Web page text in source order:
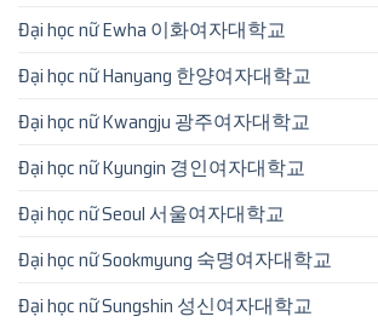
Đại học nữ Ewha 이화여자대학교
Đại học nữ Hanyang 한양여자대학교
Đại học nữ Kwangju 광주여자대학교
Đại học nữ Kyungin 경인여자대학교
Đại học nữ Seoul 서울여자대학교
Đại học nữ Sookmyung 숙명여자대학교
Đại học nữ Sungshin 성신여자대학교